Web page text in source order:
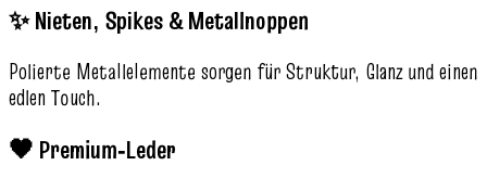
✨ Nieten, Spikes & Metallnoppen
Polierte Metallelemente sorgen für Struktur, Glanz und einen
edlen Touch.
🖤 Premium‑Leder